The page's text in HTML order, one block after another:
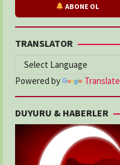
ABONE OL
TRANSLATOR
Powered by Translate
DUYURU & HABERLER